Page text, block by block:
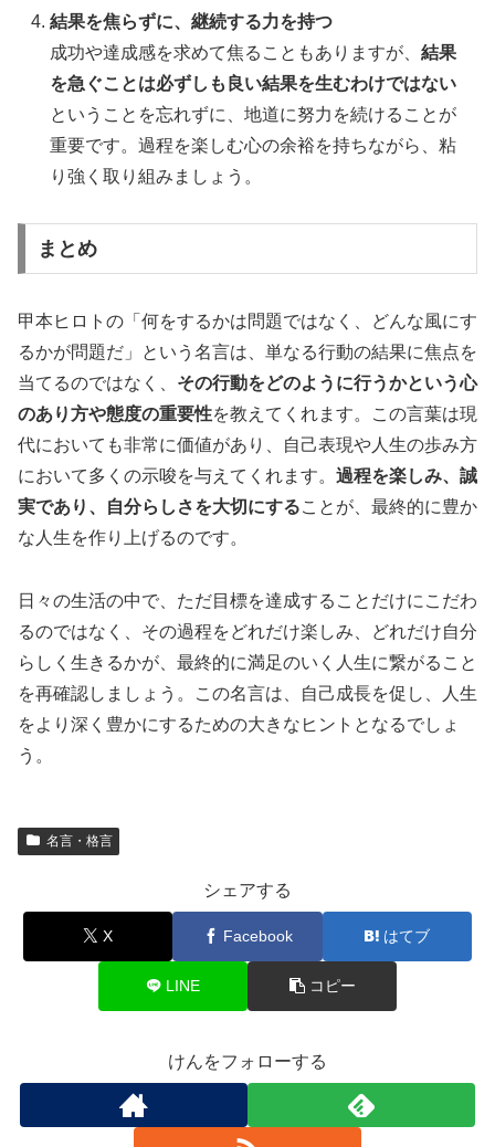
結果を焦らずに、継続する力を持つ
成功や達成感を求めて焦ることもありますが、結果
を急ぐことは必ずしも良い結果を生むわけではない
ということを忘れずに、地道に努力を続けることが
重要です。過程を楽しむ心の余裕を持ちながら、粘
り強く取り組みましょう。
まとめ
甲本ヒロトの「何をするかは問題ではなく、どんな風にす
るかが問題だ」という名言は、単なる行動の結果に焦点を
当てるのではなく、 その行動をどのように行うかという心
のあり方や態度の重要性を教えてくれます。この言葉は現
代においても非常に価値があり、自己表現や人生の歩み方
において多くの示唆を与えてくれます。 過程を楽しみ、誠
実であり、自分らしさを大切にすることが、最終的に豊か
な人生を作り上げるのです。
日々の生活の中で、ただ目標を達成することだけにこだわ
るのではなく、その過程をどれだけ楽しみ、どれだけ自分
らしく生きるかが、最終的に満足のいく人生に繋がること
を再確認しましょう。この名言は、自己成長を促し、人生
をより深く豊かにするための大きなヒントとなるでしょ
う。
名言・格言
シェアする
X Facebook はてブ
LINE コピー
けんをフォローする